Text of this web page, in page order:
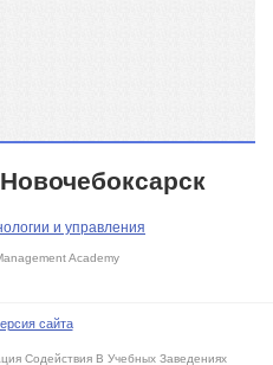
и управления
Academy
сайта
Содействия В Учебных Заведениях